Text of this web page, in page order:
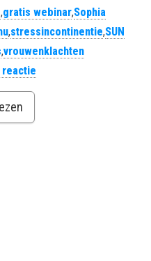
,gratis webinar,Sophia
,stressincontinentie,SUN
,vrouwenklachten